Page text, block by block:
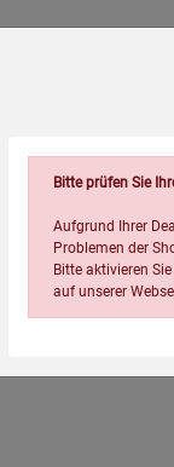
Bitte prüfen Sie
Aufgrund Ihrer
Problemen der
Bitte aktivieren
auf unserer